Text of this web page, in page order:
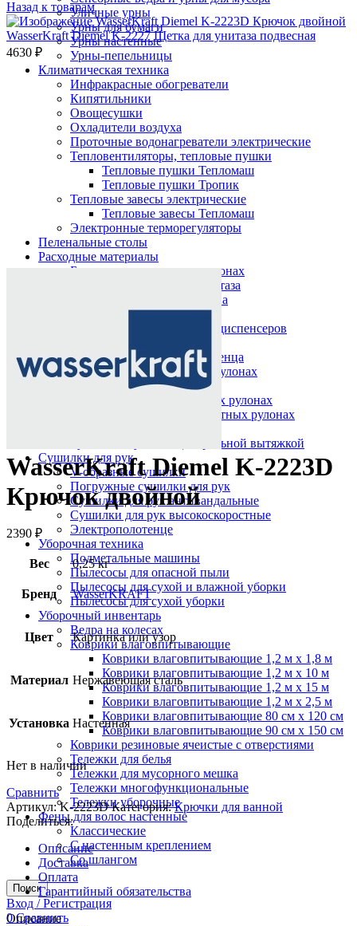
Уличные урны
Урны для бумаги
Урны настенные
Урны-пепельницы
Климатическая техника
Инфракрасные обогреватели
Кипятильники
Овощесушки
Охладители воздуха
Проточные водонагреватели электрические
Тепловентиляторы, тепловые пушки
Тепловые пушки Тепломаш
Тепловые пушки Тропик
Тепловые завесы электрические
Тепловые завесы Тепломаш
Электронные терморегуляторы
Пеленальные столы
Расходные материалы
Бумажные полотенца в рулонах
Бумажные сиденья для унитаза
Дезинфицирующие средства
Жидкое мыло TORK
Картриджи и баллоны для диспенсеров
Листовые бумажные полотенца
Протирочный материал в рулонах
Салфетки для лица
Туалетная бумага в больших рулонах
Туалетная бумага в стандартных рулонах
Туалетная бумага с центральной вытяжкой
Сушилки для рук
V-образные сушилки
Погружные сушилки для рук
Сушилки для рук антивандальные
Сушилки для рук высокоскоростные
Электрополотенце
Уборочная техника
Подметальные машины
Пылесосы для опасной пыли
Пылесосы для сухой и влажной уборки
Пылесосы для сухой уборки
Уборочный инвентарь
Ведра на колесах
Коврики влаговпитывающие
Коврики влаговпитывающие 1,2 м х 1,8 м
Коврики влаговпитывающие 1,2 м х 10 м
Коврики влаговпитывающие 1,2 м х 15 м
Коврики влаговпитывающие 1,2 м х 2,5 м
Коврики влаговпитывающие 80 см х 120 см
Коврики влаговпитывающие 90 см х 150 см
Коврики резиновые ячеистые с отверстиями
Тележки для белья
Тележки для мусорного мешка
Тележки многофункциональные
Тележки уборочные
Фены для волос настенные
Классические
С настенным креплением
Со шлангом
Поиск
Вход / Регистрация
0 Сравнить
Назад к товарам
WasserKraft Diemel K-2227 Щетка для унитаза подвесная
4630 ₽
Нажмите, чтобы увеличить
WasserKraft Diemel K-2223D
Крючок двойной
2390 ₽
Вес 0,25 кг
Бренд WasserKRAFT
Цвет Картинка или узор
Материал Нержавеющая сталь
Установка Настенная
Нет в наличии
Сравнить
Артикул:K-2223DКатегория: Крючки для ванной
Поделиться:
Описание
Доставка
Оплата
Гарантийный обязательства
Описание